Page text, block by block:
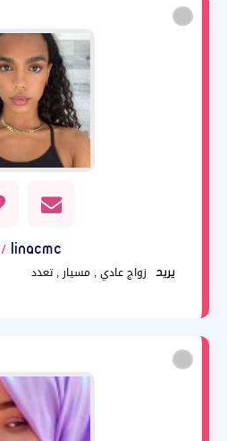
linacmc
/ 29
يريد
زواج عادي , مسيار , تعدد